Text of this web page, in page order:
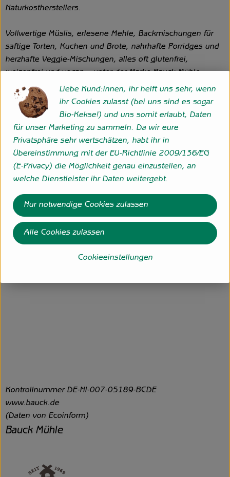
Naturkostherstellers.
Vollwertige Müslis, erlesene Mehle, Backmischungen für
saftige Torten, Kuchen und Brote, nahrhafte Porridges und
herzhafte Veggie-Mischungen, alles oft glutenfrei,
weizenfrei und vegan – unter der Marke Bauck Mühle
vertreibt die Bauck GmbH heute rund 150 Produkte. Immer
unter dem Motto: „Bio. Aus Liebe zur Zukunft.“
Die Bauck Mühle steht für innovative Rezepturen, in denen
ausschließlich Bio- und Demeter-Rohstoffe verarbeitet
werden und die einfach zuzubereiten sind. Seit 2005 ist
der Mühlenbetrieb außerdem auf glutenfreie Produkte, die
der ganzen Familie schmecken, spezialisiert. Dazu tragen
sowie ein eigenes Glutenfrei-Labor bei.
Kontrollnummer DE-NI-007-05189-BCDE
www.bauck.de
(Daten von Ecoinform)
Bauck Mühle
Liebe Kund:innen, ihr helft uns sehr, wenn
ihr Cookies zulasst (bei uns sind es sogar
Bio-Kekse!) und uns somit erlaubt, Daten
für unser Marketing zu sammeln. Da wir eure
Privatsphäre sehr wertschätzen, habt ihr in
Übereinstimmung mit der EU-Richtlinie 2009/136/EG
(E-Privacy) die Möglichkeit genau einzustellen, an
welche Dienstleister ihr Daten weitergebt.
Cookieeinstellungen
Nur notwendige Cookies zulassen
Alle Cookies zulassen